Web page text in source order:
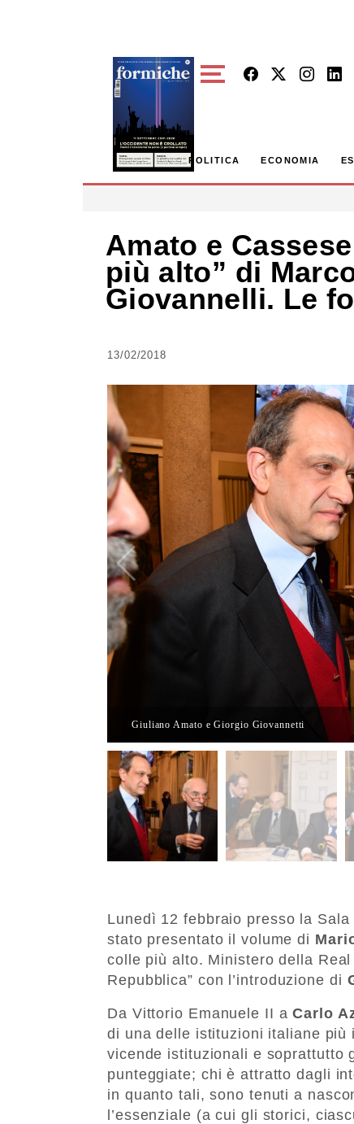
POLITICA ECONOMIA
Amato e
più alto” di
Giovannelli. Le
13/02/2018
Giuliano Amato e Giorgio Giovannetti
Lunedì 12 febbraio presso la
stato presentato il volume di
colle più alto. Ministero della
Repubblica” con l’introduzione di
Da Vittorio Emanuele II aCarlo
di una delle istituzioni italiane più
vicende istituzionali e soprattutto
punteggiate; chi è attratto dagli
in quanto tali, sono tenuti a
l’essenziale (a cui gli storici,